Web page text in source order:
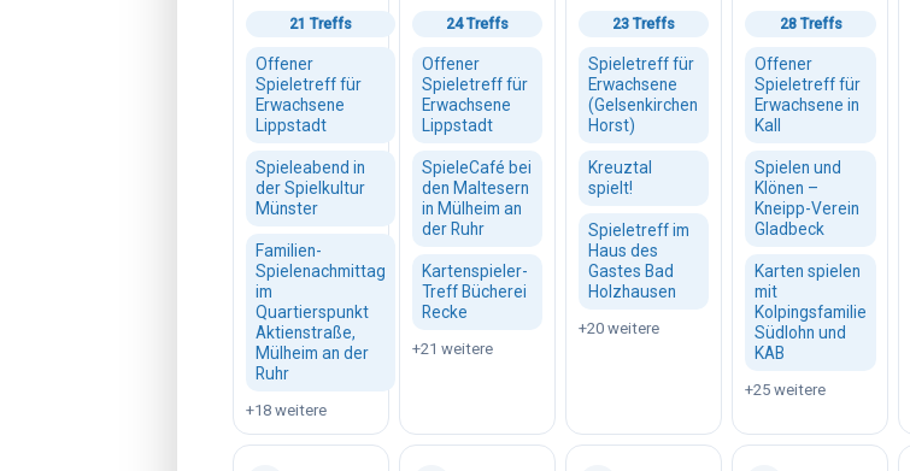
21 Treffs
Offener
Spieletreff für
Erwachsene
Lippstadt
Spieleabend in
der Spielkultur
Münster
Familien-
Spielenachmittag
im
Quartierspunkt
Aktienstraße,
Mülheim an der
Ruhr
+18 weitere
24 Treffs
Offener
Spieletreff für
Erwachsene
Lippstadt
SpieleCafé bei
den Maltesern
in Mülheim an
der Ruhr
Kartenspieler-
Treff Bücherei
Recke
+21 weitere
23 Treffs
Spieletreff für
Erwachsene
(Gelsenkirchen
Horst)
Kreuztal
spielt!
Spieletreff im
Haus des
Gastes Bad
Holzhausen
+20 weitere
28 Treffs
Offener
Spieletreff für
Erwachsene in
Kall
Spielen und
Klönen –
Kneipp-Verein
Gladbeck
Karten spielen
mit
Kolpingsfamilie
Südlohn und
KAB
+25 weitere